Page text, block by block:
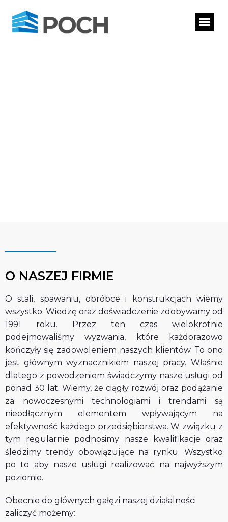
O NASZEJ FIRMIE
O stali, spawaniu, obróbce i konstrukcjach wiemy
wszystko. Wiedzę oraz doświadczenie zdobywamy od
1991 roku. Przez ten czas wielokrotnie
podejmowaliśmy wyzwania, które każdorazowo
kończyły się zadowoleniem naszych klientów. To ono
jest głównym wyznacznikiem naszej pracy. Właśnie
dlatego z powodzeniem świadczymy nasze usługi od
ponad 30 lat. Wiemy, że ciągły rozwój oraz podążanie
za nowoczesnymi technologiami i trendami są
nieodłącznym elementem wpływającym na
efektywność każdego przedsiębiorstwa. W związku z
tym regularnie podnosimy nasze kwalifikacje oraz
śledzimy trendy obowiązujące na rynku. Wszystko
po to aby nasze usługi realizować na najwyższym
poziomie.
Obecnie do głównych gałęzi naszej działalności
zaliczyć możemy: